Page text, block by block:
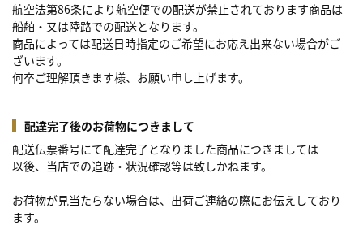
航空法第86条により航空便での配送が禁止されております商品は
船舶・又は陸路での配送となります。
商品によっては配送日時指定のご希望にお応え出来ない場合がご
ざいます。
何卒ご理解頂きます様、お願い申し上げます。
配達完了後のお荷物につきまして
配送伝票番号にて配達完了となりました商品につきましては
以後、当店での追跡・状況確認等は致しかねます。
お荷物が見当たらない場合は、出荷ご連絡の際にお伝えしており
ます。